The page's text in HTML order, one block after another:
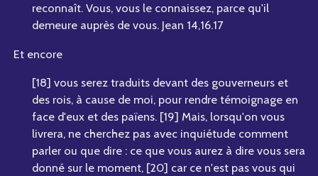
reconnaît. Vous, vous le connaissez, parce qu'il
demeure auprès de vous. Jean 14,16.17
Et encore
[18] vous serez traduits devant des gouverneurs et
des rois, à cause de moi, pour rendre témoignage en
face d'eux et des païens. [19] Mais, lorsqu'on vous
livrera, ne cherchez pas avec inquiétude comment
parler ou que dire : ce que vous aurez à dire vous sera
donné sur le moment, [20] car ce n'est pas vous qui